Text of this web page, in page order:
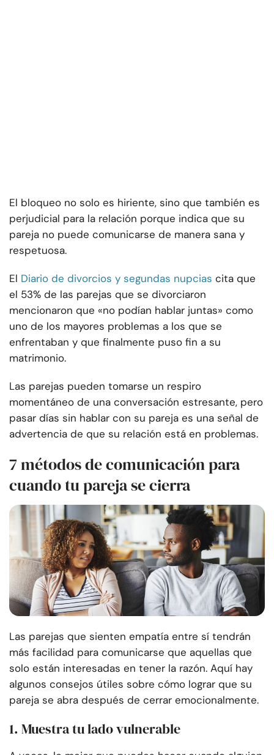
El bloqueo no solo es hiriente, sino que también es
perjudicial para la relación porque indica que su
pareja no puede comunicarse de manera sana y
respetuosa.
El Diario de divorcios y segundas nupcias cita que
el 53% de las parejas que se divorciaron
mencionaron que «no podían hablar juntas» como
uno de los mayores problemas a los que se
enfrentaban y que finalmente puso fin a su
matrimonio.
Las parejas pueden tomarse un respiro
momentáneo de una conversación estresante, pero
pasar días sin hablar con su pareja es una señal de
advertencia de que su relación está en problemas.
7 métodos de comunicación para
cuando tu pareja se cierra
Las parejas que sienten empatía entre sí tendrán
más facilidad para comunicarse que aquellas que
solo están interesadas en tener la razón. Aquí hay
algunos consejos útiles sobre cómo lograr que su
pareja se abra después de cerrar emocionalmente.
1. Muestra tu lado vulnerable